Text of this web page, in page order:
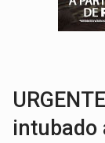
intubado